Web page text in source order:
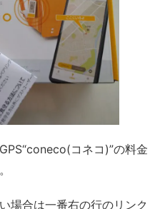
コネコ)”の料金
場合は一番右の行のリンク